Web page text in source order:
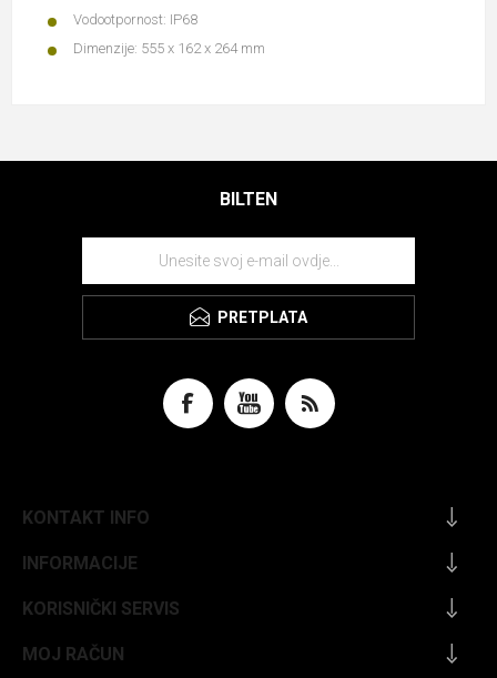
Vodootpornost: IP68
Dimenzije: 555 x 162 x 264 mm
BILTEN
PRETPLATA
KONTAKT INFO
INFORMACIJE
KORISNIČKI SERVIS
MOJ RAČUN